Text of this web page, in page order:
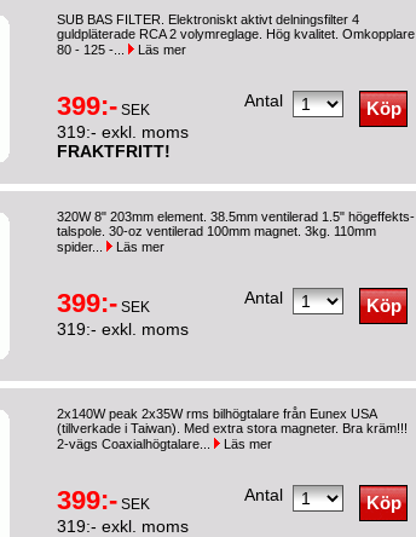
SUB BAS FILTER. Elektroniskt aktivt delningsfilter 4
guldpläterade RCA 2 volymreglage. Hög kvalitet. Omkopplare
80 - 125 -...
Läs mer
399:- SEK
319:- exkl. moms
FRAKTFRITT!
Antal
320W 8" 203mm element. 38.5mm ventilerad 1.5" högeffekts-
talspole. 30-oz ventilerad 100mm magnet. 3kg. 110mm
spider...
Läs mer
399:- SEK
319:- exkl. moms
Antal
2x140W peak 2x35W rms bilhögtalare från Eunex USA
(tillverkade i Taiwan). Med extra stora magneter. Bra kräm!!!
2-vägs Coaxialhögtalare...
Läs mer
399:- SEK
319:- exkl. moms
Antal